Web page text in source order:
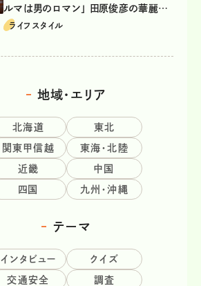
ルマは男のロマン」 田原俊彦の華麗な
る愛車遍歴
ライフスタイル
地域・エリア
北海道 東北
関東甲信越 東海・北陸
近畿 中国
四国 九州・沖縄
テーマ
インタビュー クイズ
交通安全 調査